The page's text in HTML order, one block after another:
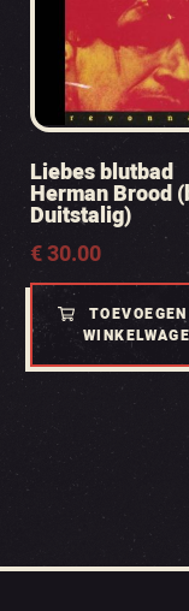
Liebes blutbad
Herman Brood
Duitstalig)
€30.00